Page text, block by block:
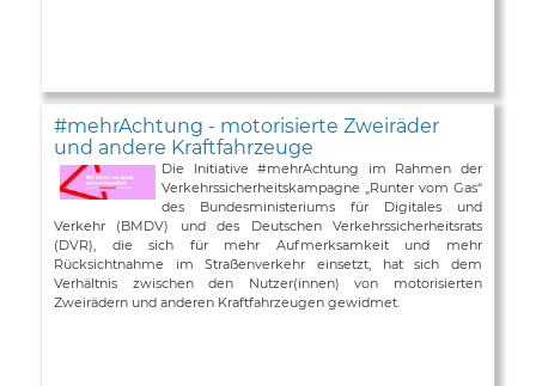
#mehrAchtung - motorisierte Zweiräder
und andere Kraftfahrzeuge
Die Initiative #mehrAchtung im Rahmen der
Verkehrssicherheitskampagne „Runter vom Gas“
des Bundesministeriums für Digitales und
Verkehr (BMDV) und des Deutschen Verkehrssicherheitsrats
(DVR), die sich für mehr Aufmerksamkeit und mehr
Rücksichtnahme im Straßenverkehr einsetzt, hat sich dem
Verhältnis zwischen den Nutzer(innen) von motorisierten
Zweirädern und anderen Kraftfahrzeugen gewidmet.